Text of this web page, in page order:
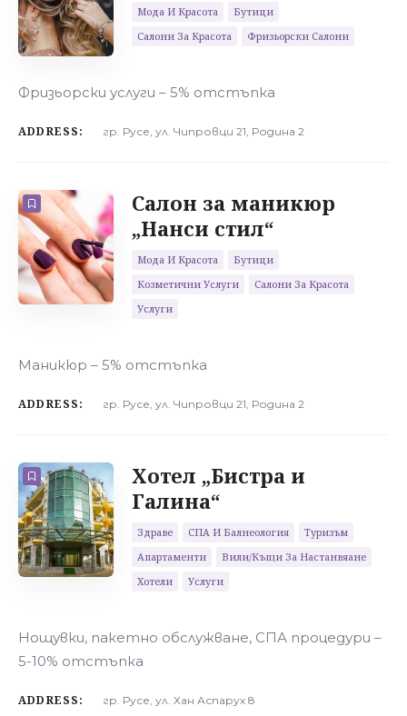
Мода И Красота
Бутици
Салони За Красота
Фризьорски Салони
Фризьорски услуги – 5% отстъпка
ADDRESS: гр. Русе, ул. Чипровци 21, Родина 2
Салон за маникюр
„Нанси стил“
Мода И Красота
Бутици
Козметични Услуги
Салони За Красота
Услуги
Маникюр – 5% отстъпка
ADDRESS: гр. Русе, ул. Чипровци 21, Родина 2
Хотел „Бистра и
Галина“
Здраве СПА И Балнеология
Туризъм
Апартаменти
Вили/къщи За Настанвяане
Хотели
Услуги
Нощувки, пакетно обслужване, СПА процедури –
5-10% отстъпка
ADDRESS: гр. Русе, ул. Хан Аспарух 8